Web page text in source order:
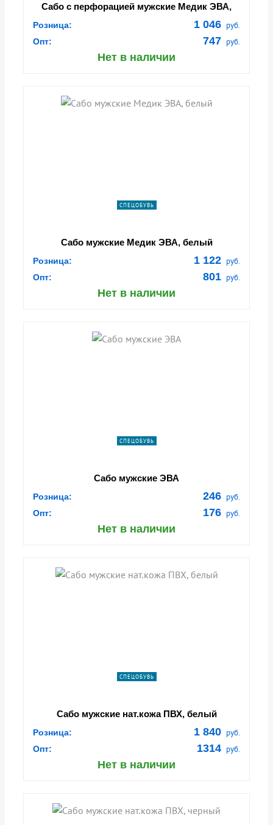
Сабо с перфорацией мужские Медик ЭВА,
Розница: 1 046 руб.
Опт: 747 руб.
Нет в наличии
СПЕЦОБУВЬ
Сабо мужские Медик ЭВА, белый
Розница: 1 122 руб.
Опт: 801 руб.
Нет в наличии
СПЕЦОБУВЬ
Сабо мужские ЭВА
Розница: 246 руб.
Опт: 176 руб.
Нет в наличии
СПЕЦОБУВЬ
Сабо мужские нат.кожа ПВХ, белый
Розница: 1 840 руб.
Опт: 1314 руб.
Нет в наличии